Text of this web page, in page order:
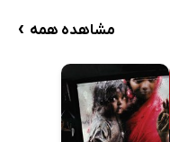
مشاهده همه ›